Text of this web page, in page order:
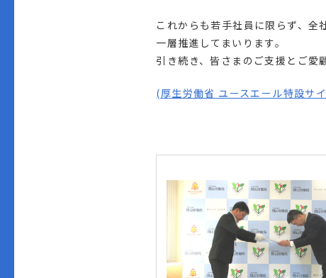
これからも若手社員に限らず、全
一層推進してまいります。
引き続き、皆さまのご支援とご愛
(厚生労働省 ユースエール特設サ